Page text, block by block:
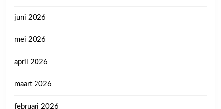
juni 2026
mei 2026
april 2026
maart 2026
februari 2026